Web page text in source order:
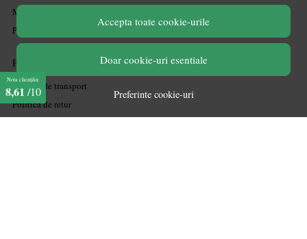
Accepta toate cookie-urile
Doar cookie-uri esentiale
Preferinte cookie-uri
Mărturiile clienților
Politica de Cookies
PLATA SI LIVRARE
Politica de transport
Politica de retur
Nota clienților
8,61 /10